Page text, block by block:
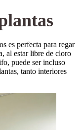
es perfecta para regar
al estar libre de cloro
puede ser incluso
tanto interiores